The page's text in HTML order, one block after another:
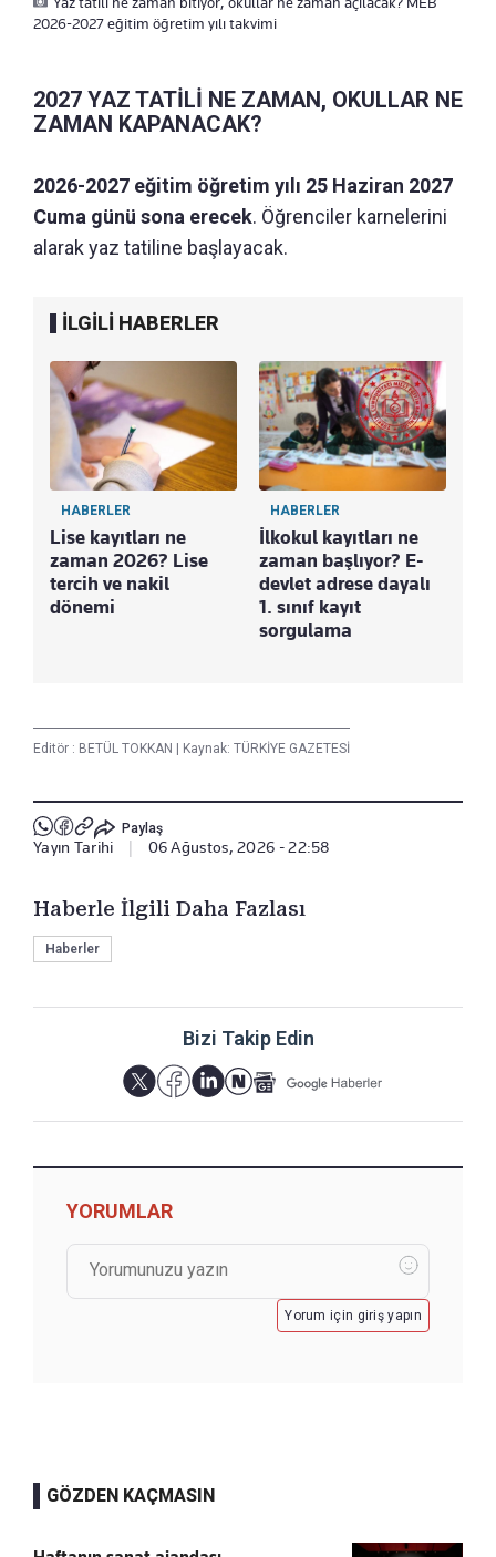
2026-2027 eğitim öğretim yılı takvimi
2027 YAZ TATİLİ NE ZAMAN, OKULLAR NE
ZAMAN KAPANACAK?
2026-2027 eğitim öğretim yılı 25 Haziran 2027
Cuma günü sona erecek. Öğrenciler karnelerini
alarak yaz tatiline başlayacak.
İLGİLİ HABERLER
HABERLER
Lise kayıtları ne
zaman 2026? Lise
tercih ve nakil
dönemi
HABERLER
İlkokul kayıtları ne
zaman başlıyor? E-
devlet adrese dayalı
1. sınıf kayıt
sorgulama
Editör : BETÜL TOKKAN Kaynak: TÜRKİYE GAZETESİ
Paylaş
Yayın Tarihi 06 Ağustos, 2026 - 22:58
Haberle İlgili Daha Fazlası
Haberler
Bizi Takip Edin
YORUMLAR
Yorum için giriş yapın
GÖZDEN KAÇMASIN